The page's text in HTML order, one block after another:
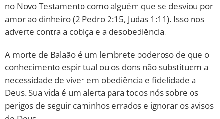
no Novo Testamento como alguém que se desviou por
amor ao dinheiro (2 Pedro 2:15, Judas 1:11). Isso nos
adverte contra a cobiça e a desobediência.
A morte de Balaão é um lembrete poderoso de que o
conhecimento espiritual ou os dons não substituem a
necessidade de viver em obediência e fidelidade a
Deus. Sua vida é um alerta para todos nós sobre os
perigos de seguir caminhos errados e ignorar os avisos